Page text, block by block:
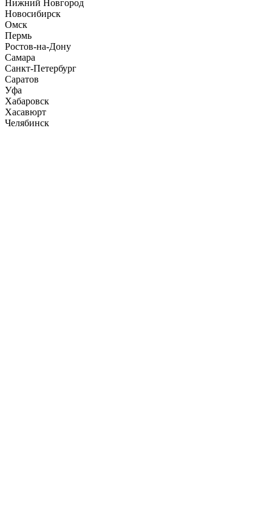
Нижний Новгород
Новосибирск
Омск
Пермь
Ростов-на-Дону
Самара
Санкт-Петербург
Саратов
Уфа
Хабаровск
Хасавюрт
Челябинск